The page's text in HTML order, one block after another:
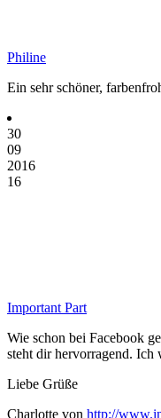
Philine
Ein sehr schöner,
30
09
2016
16
Important Part
Wie schon bei Facebook
steht dir hervorragend. Ich
Liebe Grüße
Charlotte von http://